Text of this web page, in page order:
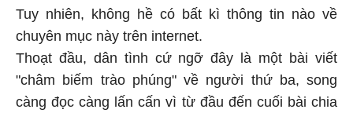
Tuy nhiên, không hề có bất kì thông tin nào về
chuyên mục này trên internet.
Thoạt đầu, dân tình cứ ngỡ đây là một bài viết
"châm biếm trào phúng" về người thứ ba, song
càng đọc càng lấn cấn vì từ đầu đến cuối bài chia